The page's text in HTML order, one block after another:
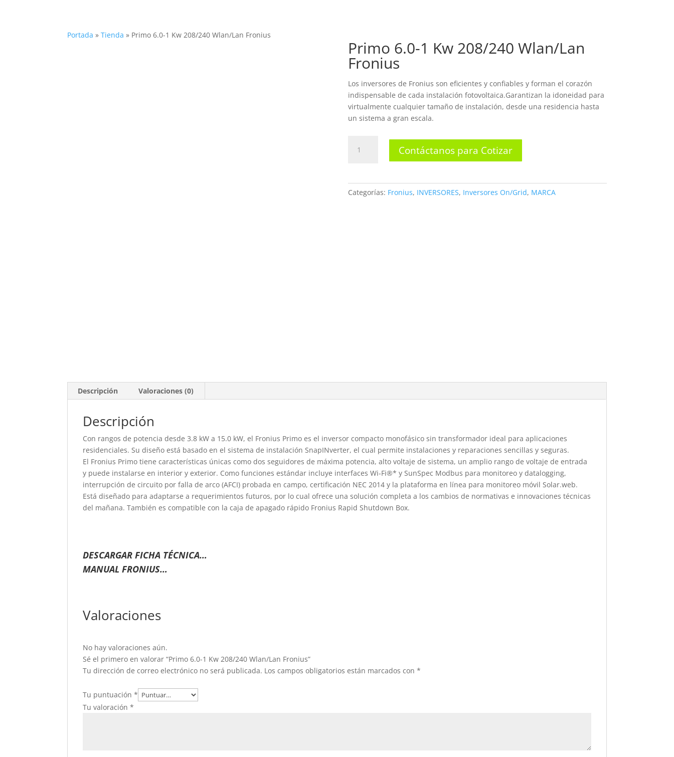
Portada »Tienda » Primo 6.0-1 Kw 208/240 Wlan/Lan Fronius
Primo 6.0-1 Kw 208/240 Wlan/Lan
Fronius
Los inversores de Fronius son eficientes y confiables y forman el corazón
indispensable de cada instalación fotovoltaica.Garantizan la idoneidad para
virtualmente cualquier tamaño de instalación, desde una residencia hasta
un sistema a gran escala.
6.0-
Wlan/Lan
Contáctanos para Cotizar
Categorías: Fronius, INVERSORES, Inversores On/Grid, MARCA
Descripción Valoraciones (0)
Descripción
Con rangos de potencia desde 3.8 kW a 15.0 kW, el Fronius Primo es el inversor compacto monofásico sin transformador ideal para aplicaciones
residenciales. Su diseño está basado en el sistema de instalación SnapINverter, el cual permite instalaciones y reparaciones sencillas y seguras.
El Fronius Primo tiene características únicas como dos seguidores de máxima potencia, alto voltaje de sistema, un amplio rango de voltaje de entrada
y puede instalarse en interior y exterior. Como funciones estándar incluye interfaces Wi-Fi®* y SunSpec Modbus para monitoreo y datalogging,
interrupción de circuito por falla de arco (AFCI) probada en campo, certificación NEC 2014 y la plataforma en línea para monitoreo móvil Solar.web.
Está diseñado para adaptarse a requerimientos futuros, por lo cual ofrece una solución completa a los cambios de normativas e innovaciones técnicas
del mañana. También es compatible con la caja de apagado rápido Fronius Rapid Shutdown Box.
DESCARGAR FICHA TÉCNICA…
MANUAL FRONIUS…
Valoraciones
No hay valoraciones aún.
Sé el primero en valorar “Primo 6.0-1 Kw 208/240 Wlan/Lan Fronius”
Tu dirección de correo electrónico no será publicada. Los campos obligatorios están marcados con*
Tu puntuación*
Tu valoración*